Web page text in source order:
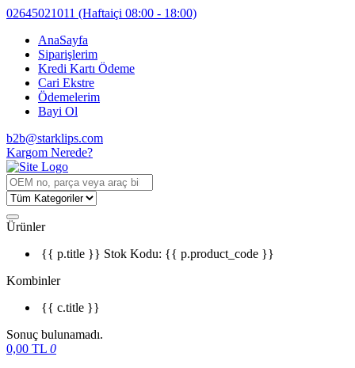
02645021011 (Haftaiçi 08:00 - 18:00)
AnaSayfa
Siparişlerim
Kredi Kartı Ödeme
Cari Ekstre
Ödemelerim
Bayi Ol
b2b@starklips.com
Kargom Nerede?
Ürünler
{{ p.title }} Stok Kodu: {{ p.product_code }}
Kombinler
{{ c.title }}
Sonuç bulunamadı.
0,00 TL 0